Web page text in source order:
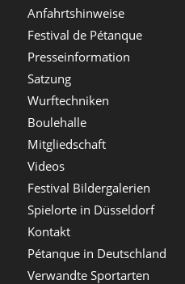
Anfahrtshinweise
Festival de Pétanque
Presseinformation
Satzung
Wurftechniken
Boulehalle
Mitgliedschaft
Videos
Festival Bildergalerien
Spielorte in Düsseldorf
Kontakt
Pétanque in Deutschland
Verwandte Sportarten